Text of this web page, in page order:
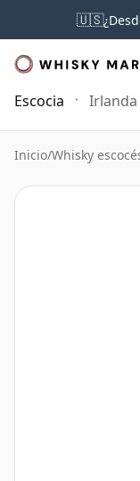
🇺🇸
Escocia Irlanda
Inicio/Whisky